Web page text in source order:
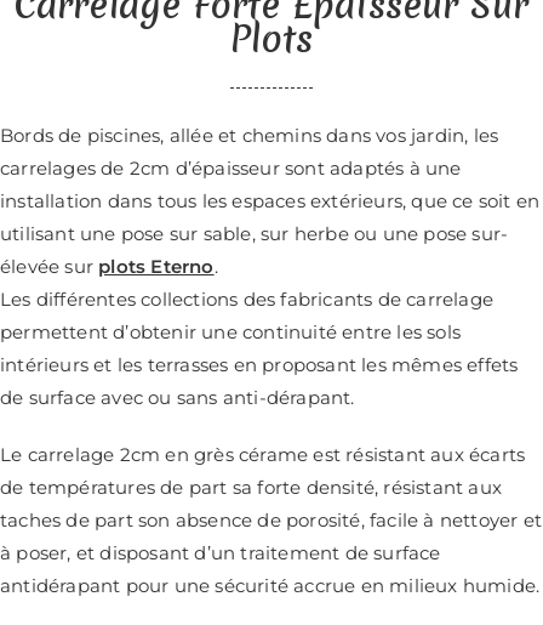
Plots
Bords de piscines, allée et chemins dans vos jardin, les
carrelages de 2cm d’épaisseur sont adaptés à une
installation dans tous les espaces extérieurs, que ce soit en
utilisant une pose sur sable, sur herbe ou une pose sur-
élevée sur plots Eterno.
Les différentes collections des fabricants de carrelage
permettent d’obtenir une continuité entre les sols
intérieurs et les terrasses en proposant les mêmes effets
de surface avec ou sans anti-dérapant.
Le carrelage 2cm en grès cérame est résistant aux écarts
de températures de part sa forte densité, résistant aux
taches de part son absence de porosité, facile à nettoyer et
à poser, et disposant d’un traitement de surface
antidérapant pour une sécurité accrue en milieux humide.